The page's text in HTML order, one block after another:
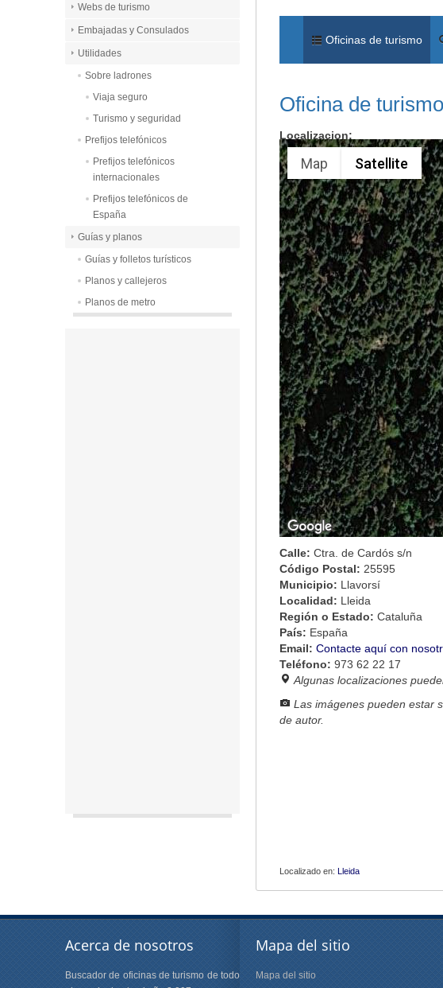
Oficinas de turismo
Oficina de
Localizacion:
Map Satellite
Calle: Ctra. de Cardós s/n
Código Postal: 25595
Municipio: Llavorsí
Localidad: Lleida
Región o Estado: Cataluña
País: España
Email: Contacte aquí con
Teléfono: 973 62 22 17
Algunas localizaciones
Las imágenes pueden estar
de autor.
Localizado en: Lleida
Webs de turismo
Embajadas y Consulados
Utilidades
Sobre ladrones
Viaja seguro
Turismo y seguridad
Prefijos telefónicos
Prefijos telefónicos
internacionales
Prefijos telefónicos de
España
Guías y planos
Guías y folletos turísticos
Planos y callejeros
Planos de metro
Acerca de nosotros
Buscador de oficinas de turismo de todo
Mapa del sitio
Mapa del sitio